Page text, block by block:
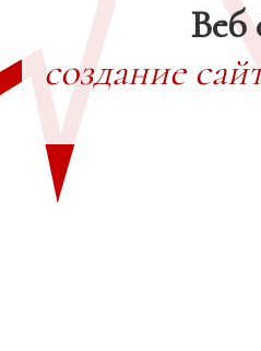
Веб
создание